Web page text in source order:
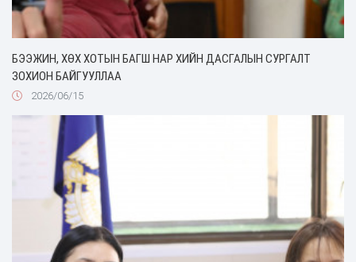
БЭЭЖИН, ХӨХ ХОТЫН БАГШ НАР ХИЙН ДАСГАЛЫН СУРГАЛТ
ЗОХИОН БАЙГУУЛЛАА
2026/06/15